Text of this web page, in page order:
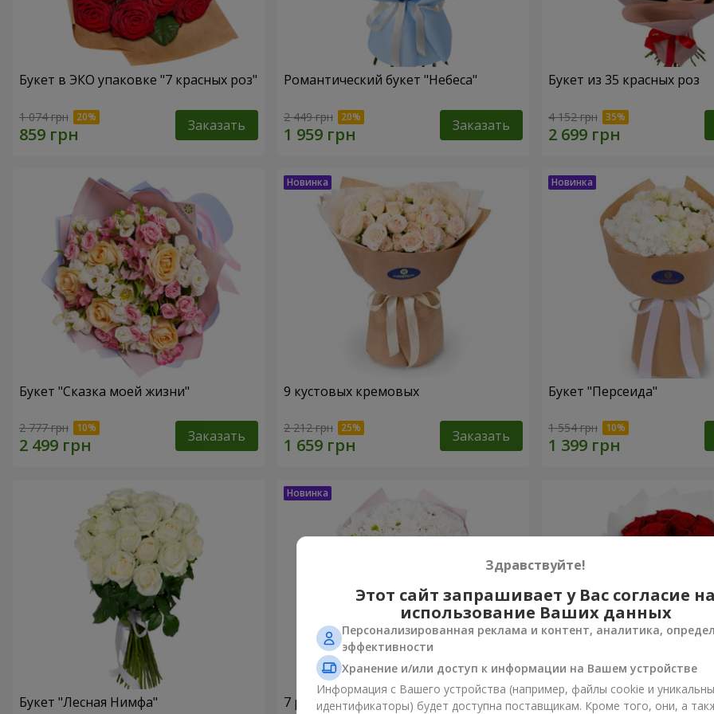
Букет в ЭКО упаковке "7 красных роз"
1 074 грн Заказать
Романтический букет "Небеса"
2 449 грн Заказать
Букет из 35 красных роз
4 152 грн
Букет "Сказка моей жизни"
2 777 грн Заказать
9 кустовых кремовых
2 212 грн Заказать
Букет "Персеида"
1 554 грн
Букет "Лесная Нимфа" 7 ромашковых хризантем Монобукет из 11 красных
Здравствуйте!
Этот сайт запрашивает у Вас согласие на
использование Ваших данных
Персонализированная реклама и контент, аналитика,
эффективности
Хранение и/или доступ к информации на Вашем устройстве
Информация с Вашего устройства (например, файлы cookie и
идентификаторы) будет доступна поставщикам. Кроме того, они, а